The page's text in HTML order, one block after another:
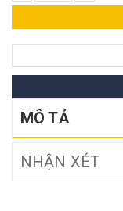
MÔ TẢ
NHẬN XÉT